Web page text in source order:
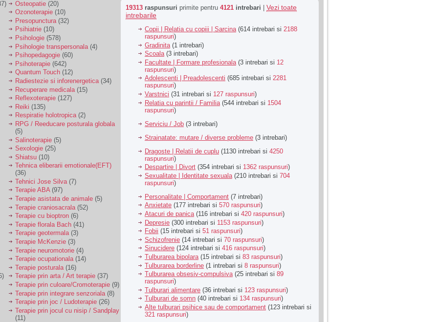
Osteopatie (20)
Ozonoterapie (10)
Presopunctura (32)
Psihiatrie (10)
Psihologie (578)
Psihologie transpersonala (4)
Psihopedagogie (60)
Psihoterapie (642)
Quantum Touch (12)
Radiestezie si inforenergetica (34)
Recuperare medicala (15)
Reflexoterapie (127)
Reiki (135)
Respiratie holotropica(2)
RPG / Reeducare posturala globala
(5)
Salinoterapie (5)
Sexologie (25)
Shiatsu (10)
Tehnica eliberarii emotionale(EFT)
(36)
Tehnici Jose Silva (7)
Terapie ABA(97)
Terapie asistata de animale (5)
Terapie craniosacrala (52)
Terapie cu bioptron (6)
Terapie florala Bach (41)
Terapie geotermala(3)
Terapie McKenzie (3)
Terapie neuromotorie (4)
Terapie ocupationala(14)
Terapie posturala (16)
Terapie prin arta / Art terapie (37)
Terapie prin culoare/Cromoterapie (9)
Terapie prin integrare senzoriala (8)
Terapie prin joc / Ludoterapie (26)
Terapie prin jocul cu nisip / Sandplay
(11)
19313 raspunsuri primite pentru 4121 intrebari
Vezi toate
intrebarile
Copii | Relatia cu copiii | Sarcina(614 intrebari si 2188
raspunsuri)
Gradinita (1 intrebari)
Scoala(3 intrebari)
Facultate | Formare profesionala (3 intrebari si 12
raspunsuri)
Adolescenti | Preadolescenti (685 intrebari si 2281
raspunsuri)
Varstnici (31 intrebari si 127 raspunsuri)
Relatia cu parintii / Familia (544 intrebari si 1504
raspunsuri)
Serviciu / Job (3 intrebari)
Strainatate: mutare / diverse probleme (3 intrebari)
Dragoste | Relatii de cuplu (1130 intrebari si 4250
raspunsuri)
Despartire | Divort (354 intrebari si 1362 raspunsuri)
Sexualitate | Identitate sexuala (210 intrebari si 704
raspunsuri)
Personalitate | Comportament (7 intrebari)
Anxietate (177 intrebari si 570 raspunsuri)
Atacuri de panica (116 intrebari si 420 raspunsuri)
Depresie (300 intrebari si 1153 raspunsuri)
Fobii (15 intrebari si 51 raspunsuri)
Schizofrenie (14 intrebari si 70 raspunsuri)
Sinucidere (124 intrebari si 416 raspunsuri)
Tulburarea bipolara (15 intrebari si 83 raspunsuri)
Tulburarea borderline (1 intrebari si 8 raspunsuri)
Tulburarea obsesiv-compulsiva(25 intrebari si 89
raspunsuri)
Tulburari alimentare (36 intrebari si 123 raspunsuri)
Tulburari de somn (40 intrebari si 134 raspunsuri)
Alte tulburari psihice sau de comportament (123 intrebari si
321 raspunsuri)